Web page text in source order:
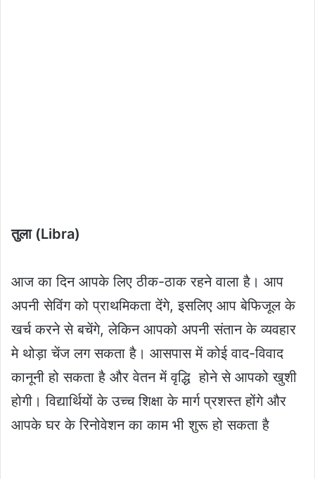
तुला (Libra)
आज का दिन आपके लिए ठीक-ठाक रहने वाला है। आप
अपनी सेविंग को प्राथमिकता देंगे, इसलिए आप बेफिजूल के
खर्च करने से बचेंगे, लेकिन आपको अपनी संतान के व्यवहार
मे थोड़ा चेंज लग सकता है। आसपास में कोई वाद-विवाद
कानूनी हो सकता है और वेतन में वृद्धि होने से आपको खुशी
होगी। विद्यार्थियों के उच्च शिक्षा के मार्ग प्रशस्त होंगे और
आपके घर के रिनोवेशन का काम भी शुरू हो सकता है